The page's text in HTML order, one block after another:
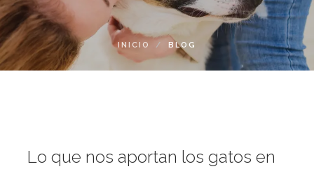
CONTACTO
INICIO BLOG
Lo que nos aportan los gatos en